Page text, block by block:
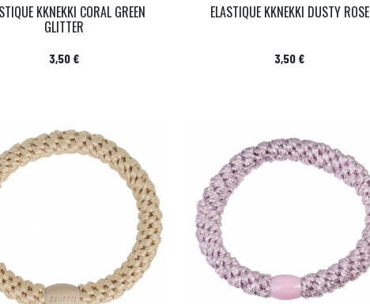
KKNEKKI CORAL GREEN
GLITTER
Prix
3,50 €
ELASTIQUE KKNEKKI DUSTY ROSE
Prix
3,50 €